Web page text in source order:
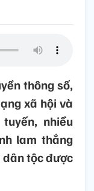
thông số,
xã hội và
nhiều
lam thắng
tộc được